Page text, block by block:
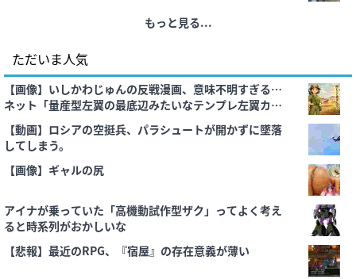
もっと見る...
ただいま人気
【画像】いしかわじゅんの反戦漫画、意味不明すぎる…
ネット「量産型左翼の最底辺みたいなテンプレ左翼カル
ト陰謀妄想漫画しか描けなくなってる」
【動画】ロシアの空挺兵、パラシュートが開かずに墜落
してしまう。
【画像】ギャルの尻
アイナが乗っていた「高機動試作型ザク」ってよく考え
ると時系列がおかしいな
【悲報】最近のRPG、『宿屋』の存在意義が薄い